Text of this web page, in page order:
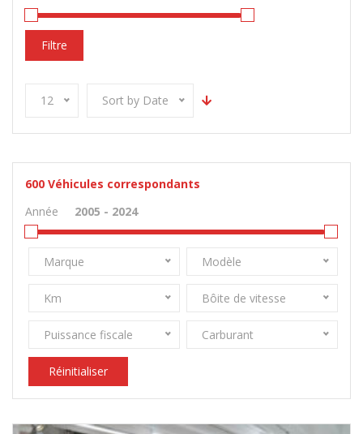
Filtre
12 Sort by Date
600 Véhicules correspondants
Année
Marque Modèle
Km Bôite de vitesse
Puissance fiscale Carburant
Réinitialiser